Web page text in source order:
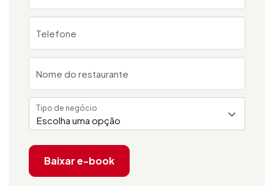
Telefone
Nome do restaurante
Escolha uma opção
Tipo de negócio
Baixar e-book